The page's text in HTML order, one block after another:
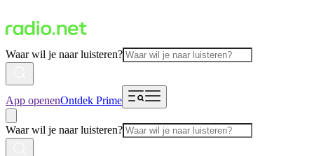
Waar wil je naar luisteren?
App openenOntdek Prime
Waar wil je naar luisteren?